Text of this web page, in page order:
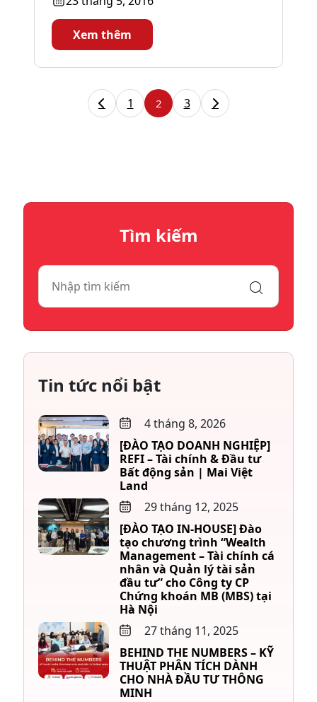
Xem thêm
1 2 3
Tìm kiếm
Tin tức nổi bật
4 tháng 8, 2026
[ĐÀO TẠO DOANH NGHIỆP]
REFI – Tài chính & Đầu tư
Bất động sản | Mai Việt
Land
29 tháng 12, 2025
[ĐÀO TẠO IN-HOUSE] Đào
tạo chương trình “Wealth
Management – Tài chính cá
nhân và Quản lý tài sản
đầu tư” cho Công ty CP
Chứng khoán MB (MBS) tại
Hà Nội
27 tháng 11, 2025
BEHIND THE NUMBERS – KỸ
THUẬT PHÂN TÍCH DÀNH
CHO NHÀ ĐẦU TƯ THÔNG
MINH